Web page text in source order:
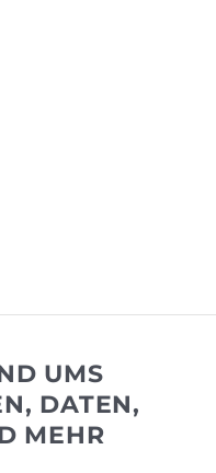
UMS
DATEN,
MEHR